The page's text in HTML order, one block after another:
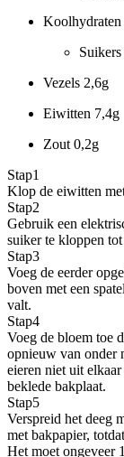
Koolhydraten
Suikers
Vezels 2,6g
Eiwitten 7,4g
Zout 0,2g
Stap1
Klop de eiwitten
Stap2
Gebruik een
suiker te kloppen
Stap3
Voeg de eerder
boven met een
valt.
Stap4
Voeg de bloem toe
opnieuw van onder
eieren niet uit
beklede bakplaat.
Stap5
Verspreid het deeg
met bakpapier,
Het moet ongeveer